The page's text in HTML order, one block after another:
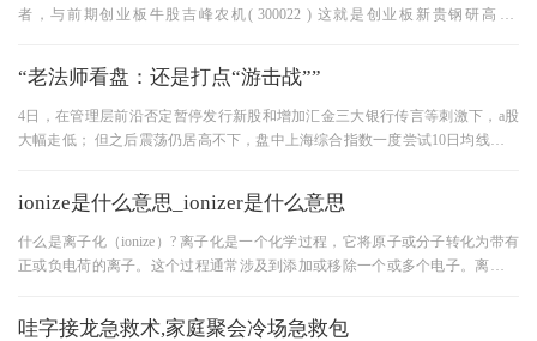
者，与前期创业板牛股吉峰农机( 300022 ) 这就是创业板新贵钢研高纳(
“老法师看盘：还是打点“游击战””
4日，在管理层前沿否定暂停发行新股和增加汇金三大银行传言等刺激下，a股
大幅走低； 但之后震荡仍居高不下，盘中上海综合指数一度尝试10日均线，但
ionize是什么意思_ionizer是什么意思
什么是离子化（ionize）? 离子化是一个化学过程，它将原子或分子转化为带有
正或负电荷的离子。这个过程通常涉及到添加或移除一个或多个电子。离子化
哇字接龙急救术,家庭聚会冷场急救包